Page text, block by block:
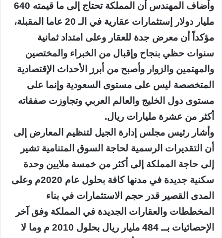
وأضاف المهندس أن المملكة تحتاج إلى ما قيمته 640
مليار دولار إستثمارات عقارية في الـ 20 عاما المقبلة،
مؤكداً أن معرض جدة للعقار وعلى امتداد ثمانية
سنوات حظي بنجاح وإقبال من الخبراء والمختصين
والمهتمين والزوار وأصبح من أبرز الأحداث الإقتصادية
المتخصصة ليس على مستوى السعودية وإنما على
مستوى دول الخليج والعالم العربي وتجاوزت صفقاته
أكثر من عشرة مليارات ريال.
وأشار رئيس مجلس إدارة الجيل لتنظيم المعارض إلى
أن التقديرات الرسمية لحاجة السوق المتنامية تشير
إلى حاجة المملكة إلى أكثر من خمسة ملايين وحدة
سكنية جديدة في مدنها كافة بحلول عام 2020م وعلى
المدى القصير قدر حجم الاستثمارات في بناء
المخططات والعقارات الجديدة في المملكة وفق آخر
الإحصائيات بــ 484 مليار ريال بحلول 2010 م وما لا